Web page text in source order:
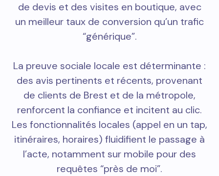
de devis et des visites en boutique, avec
un meilleur taux de conversion qu’un trafic
“générique”.
La preuve sociale locale est déterminante :
des avis pertinents et récents, provenant
de clients de Brest et de la métropole,
renforcent la confiance et incitent au clic.
Les fonctionnalités locales (appel en un tap,
itinéraires, horaires) fluidifient le passage à
l’acte, notamment sur mobile pour des
requêtes “près de moi”.